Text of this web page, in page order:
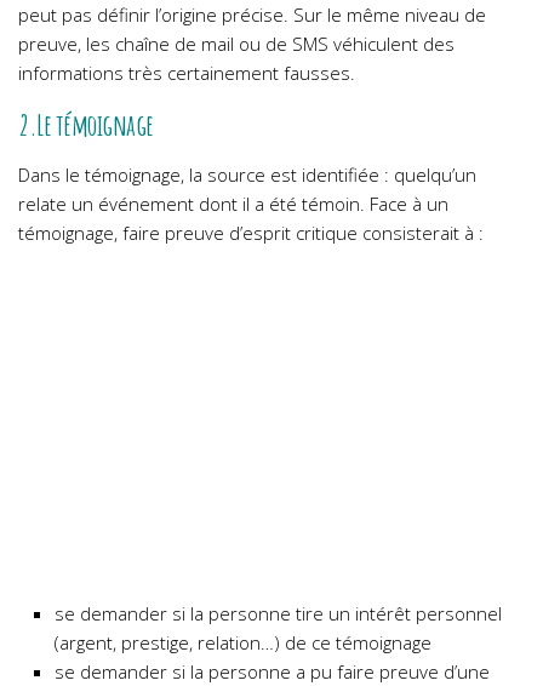
peut pas définir l’origine précise. Sur le même niveau de
preuve, les chaîne de mail ou de SMS véhiculent des
informations très certainement fausses.
2.Le témoignage
Dans le témoignage, la source est identifiée : quelqu’un
relate un événement dont il a été témoin. Face à un
témoignage, faire preuve d’esprit critique consisterait à :
se demander si la personne tire un intérêt personnel
(argent, prestige, relation…) de ce témoignage
se demander si la personne a pu faire preuve d’une